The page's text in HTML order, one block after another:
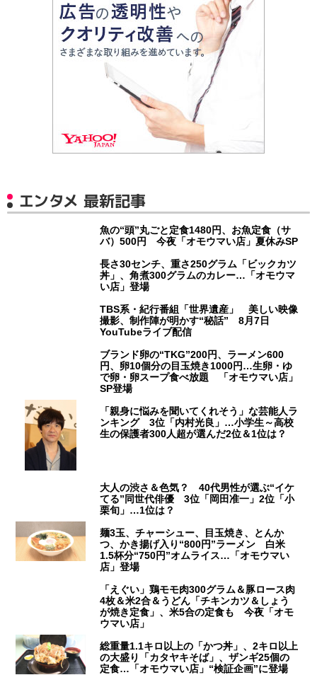
エンタメ 最新記事
魚の“頭”丸ごと定食1480円、お魚定食（サ
バ）500円 今夜「オモウマい店」夏休みSP
長さ30センチ、重さ250グラム「ビックカツ
丼」、角煮300グラムのカレー…「オモウマ
い店」登場
TBS系・紀行番組「世界遺産」 美しい映像
撮影、制作陣が明かす“秘話” 8月7日
YouTubeライブ配信
ブランド卵の“TKG”200円、ラーメン600
円、卵10個分の目玉焼き1000円…生卵・ゆ
で卵・卵スープ食べ放題 「オモウマい店」
SP登場
「親身に悩みを聞いてくれそう」な芸能人ラ
ンキング 3位「内村光良」…小学生～高校
生の保護者300人超が選んだ2位＆1位は？
大人の渋さ＆色気？ 40代男性が選ぶ“イケ
てる”同世代俳優 3位「岡田准一」2位「小
栗旬」…1位は？
麺3玉、チャーシュー、目玉焼き、とんか
つ、かき揚げ入り“800円”ラーメン 白米
1.5杯分“750円”オムライス…「オモウマい
店」登場
「えぐい」鶏モモ肉300グラム＆豚ロース肉
4枚＆米2合＆うどん「チキンカツ＆しょう
が焼き定食」、米5合の定食も 今夜「オモ
ウマい店」
総重量1.1キロ以上の「かつ丼」、2キロ以上
の大盛り「カタヤキそば」、ザンギ25個の
定食…「オモウマい店」“検証企画”に登場